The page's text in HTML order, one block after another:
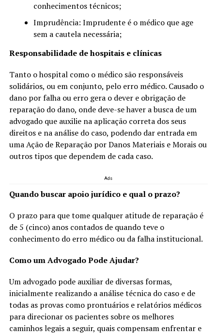
conhecimentos técnicos;
Imprudência: Imprudente é o médico que age
sem a cautela necessária;
Responsabilidade de hospitais e clínicas
Tanto o hospital como o médico são responsáveis
solidários, ou em conjunto, pelo erro médico. Causado o
dano por falha ou erro gera o dever e obrigação de
reparação do dano, onde deve-se haver a busca de um
advogado que auxilie na aplicação correta dos seus
direitos e na análise do caso, podendo dar entrada em
uma Ação de Reparação por Danos Materiais e Morais ou
outros tipos que dependem de cada caso.
Ads
Quando buscar apoio jurídico e qual o prazo?
O prazo para que tome qualquer atitude de reparação é
de 5 (cinco) anos contados de quando teve o
conhecimento do erro médico ou da falha institucional.
Como um Advogado Pode Ajudar?
Um advogado pode auxiliar de diversas formas,
inicialmente realizando a análise técnica do caso e de
todas as provas como prontuários e relatórios médicos
para direcionar os pacientes sobre os melhores
caminhos legais a seguir, quais compensam enfrentar e